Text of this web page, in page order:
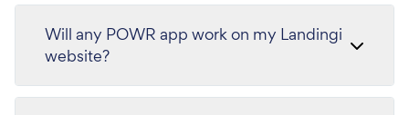
Will any POWR app work on my Landingi
website?